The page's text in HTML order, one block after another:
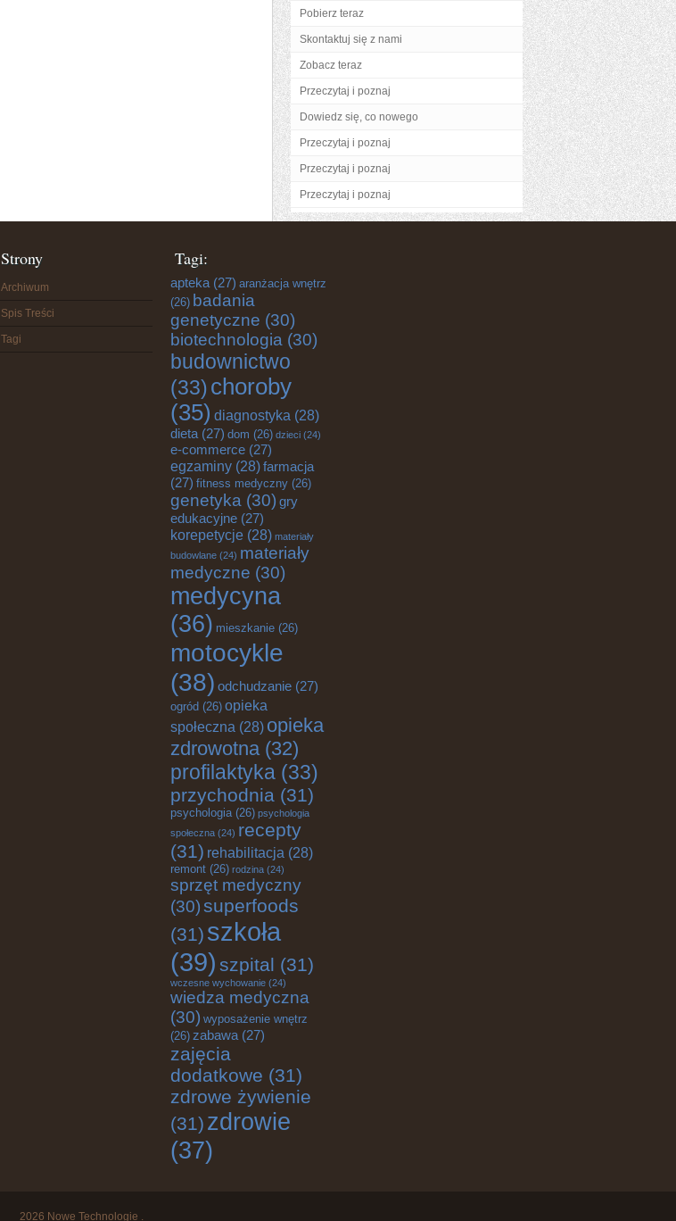
Pobierz teraz
Skontaktuj się z nami
Zobacz teraz
Przeczytaj i poznaj
Dowiedz się, co nowego
Przeczytaj i poznaj
Przeczytaj i poznaj
Przeczytaj i poznaj
Strony
Archiwum
Spis Treści
Tagi
Tagi:
apteka (27) aranżacja wnętrz
(26) badania
genetyczne (30)
biotechnologia (30)
budownictwo
(33)choroby
(35) diagnostyka (28)
dieta (27) dom (26) dzieci (24)
e-commerce (27)
egzaminy (28)farmacja
(27) fitness medyczny (26)
genetyka (30) gry
edukacyjne (27)
korepetycje (28) materiały
budowlane (24) materiały
medyczne (30)
medycyna
(36) mieszkanie (26)
motocykle
(38) odchudzanie (27)
ogród (26) opieka
społeczna (28) opieka
zdrowotna(32)
profilaktyka (33)
przychodnia (31)
psychologia(26) psychologia
społeczna (24) recepty
(31) rehabilitacja (28)
remont (26) rodzina (24)
sprzęt medyczny
(30)superfoods
(31) szkoła
(39) szpital (31)
wczesne wychowanie (24)
wiedza medyczna
(30) wyposażenie wnętrz
(26) zabawa (27)
zajęcia
dodatkowe (31)
zdrowe żywienie
(31) zdrowie
(37)
2026 Nowe Technologie .